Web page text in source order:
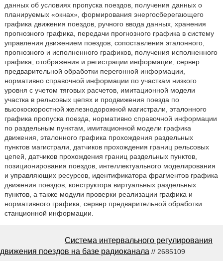
данных об условиях пропуска поездов, получения данных о
планируемых «окнах», формирования энергосберегающего
графика движения поездов, ручного ввода данных, хранения
прогнозного графика, передачи прогнозного графика в систему
управления движением поездов, сопоставления эталонного,
прогнозного и исполненного графиков, получения исполненного
графика, отображения и регистрации информации, сервер
предварительной обработки перегонной информации,
нормативно справочной информации по участкам низкого
уровня с учетом тяговых расчетов, имитационной модели
участка в рельсовых цепях и продвижения поезда по
высокоскоростной железнодорожной магистрали, эталонного
графика пропуска поезда, нормативно справочной информации
по раздельным пунктам, имитационной модели графика
движения, эталонного графика прохождения раздельных
пунктов магистрали, датчиков прохождения границ рельсовых
цепей, датчиков прохождения границ раздельных пунктов,
позиционирования поездов, интеллектуального моделирования
и управляющих ресурсов, идентификатора фрагментов графика
движения поездов, конструктора виртуальных раздельных
пунктов, а также модули проверки реализации графика и
нормативного графика, сервер предварительной обработки
станционной информации.
Система интервального регулирования
движения поездов на базе радиоканала // 2685109